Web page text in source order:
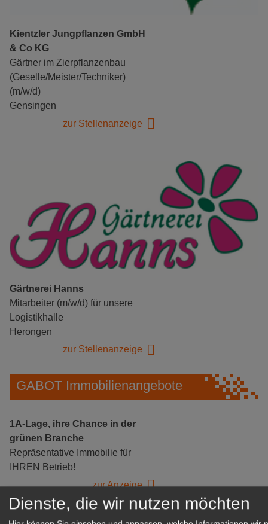
Kientzler Jungpflanzen GmbH
& Co KG
Gärtner im Zierpflanzenbau
(Geselle/Meister/Techniker)
(m/w/d)
Gensingen
zur Stellenanzeige
Gärtnerei Hanns
Mitarbeiter (m/w/d) für unsere
Logistikhalle
Herongen
zur Stellenanzeige
GABOT Immobilienangebote
1A-Lage, ihre Chance in der
grünen Branche
Repräsentative Immobilie für
IHREN Betrieb!
zur Anzeige
GABOT Marktplatz
Dienste, die wir nutzen möchten